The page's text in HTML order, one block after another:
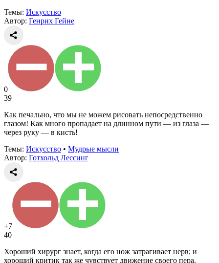
Темы: Искусство
Автор: Генрих Гейне
0
39
Как печально, что мы не можем рисовать непосредственно
глазом! Как много пропадает на длинном пути — из глаза —
через руку — в кисть!
Темы: Искусство • Мудрые мысли
Автор: Готхольд Лессинг
+7
40
Хороший хирург знает, когда его нож затрагивает нерв; и
хороший критик так же чувствует движение своего пера.